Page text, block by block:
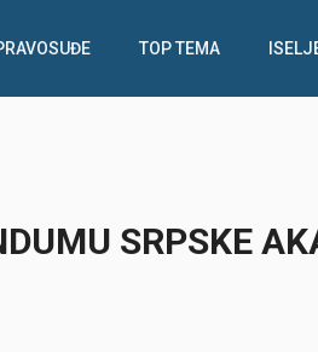
TOP TEMA
SRPSKE